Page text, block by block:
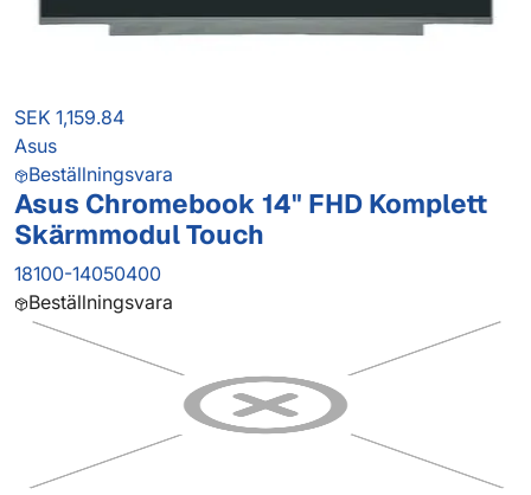
SEK 1,159.84
Asus
Beställningsvara
Asus Chromebook 14" FHD Komplett
Skärmmodul Touch
18100-14050400
Beställningsvara